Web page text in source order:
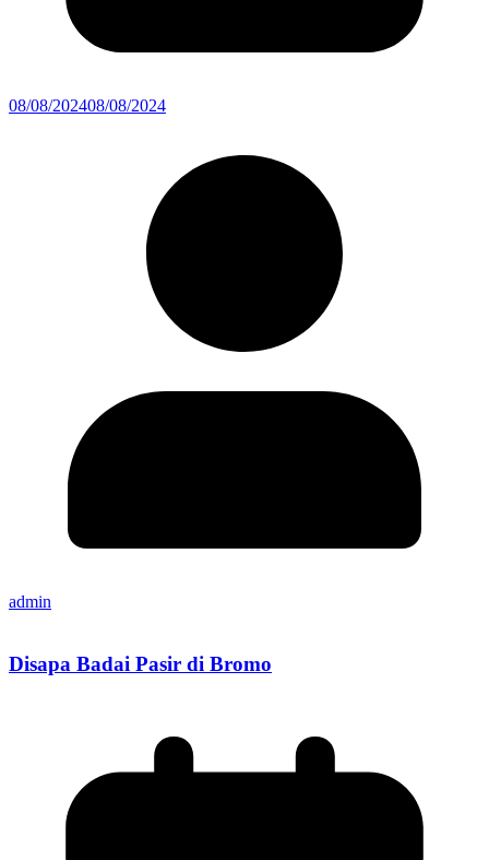
08/08/202408/08/2024
admin
Disapa Badai Pasir di Bromo